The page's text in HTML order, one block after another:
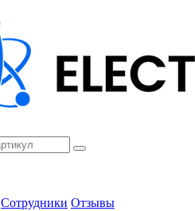
Сотрудники Отзывы